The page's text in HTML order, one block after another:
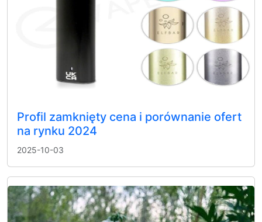
Profil zamknięty cena i porównanie ofert
na rynku 2024
2025-10-03